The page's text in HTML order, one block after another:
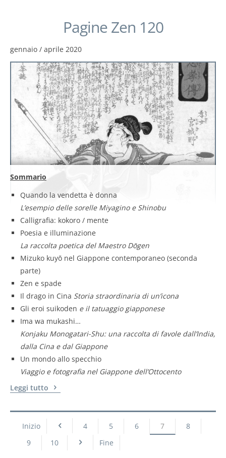
Pagine Zen 120
gennaio / aprile 2020
Sommario
Quando la vendetta è donna
L’esempio delle sorelle Miyagino e Shinobu
Calligrafia: kokoro / mente
Poesia e illuminazione
La raccolta poetica del Maestro Dōgen
Mizuko kuyō nel Giappone contemporaneo (seconda
parte)
Zen e spade
Il drago in Cina Storia straordinaria di un’icona
Gli eroi suikoden e il tatuaggio giapponese
Ima wa mukashi…
Konjaku Monogatari-Shu: una raccolta di favole dall’India,
dalla Cina e dal Giappone
Un mondo allo specchio
Viaggio e fotografia nel Giappone dell’Ottocento
Leggi tutto
Inizio 4 5 6 7
8
9
10 Fine